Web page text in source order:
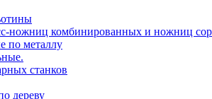
ножниц комбинированных и ножниц
по металлу
станков
дереву